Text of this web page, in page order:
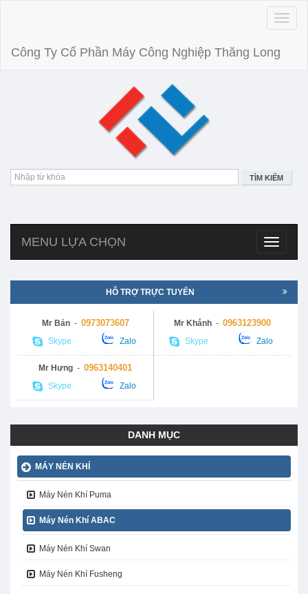
Toggle
Công Ty Cổ Phần Máy Công Nghiệp Thăng Long
TÌM KIẾM
Toggle
MENU LỰA CHỌN
HỖ TRỢ TRỰC TUYẾN
Mr Bản- 0973073607
Skype Zalo
Mr Khánh - 0963123900
Skype Zalo
Mr Hưng - 0963140401
Skype Zalo
DANH MỤC
MÁY NÉN KHÍ
Máy Nén Khí Puma
Máy Nén Khí ABAC
Máy Nén Khí Swan
Máy Nén Khí Fusheng